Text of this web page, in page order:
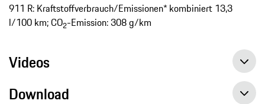
911 R: Kraftstoffverbrauch/Emissionen* kombiniert 13,3
l/100 km; CO2-Emission: 308 g/km
Videos
Download